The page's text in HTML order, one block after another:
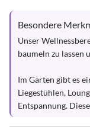
Besondere
Unser
baumeln zu lassen
Im Garten gibt es
Liegestühlen,
Entspannung.